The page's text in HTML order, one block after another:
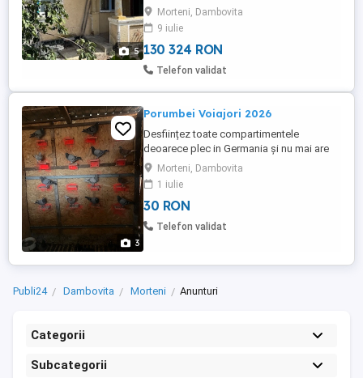
5
dispune de curent electric Fântână proprie
în curte Teren generos, potrivit pentru
grădină, ...
Morteni, Dambovita
9 iulie
130 324 RON
Telefon validat
3
Porumbei Voiajori 2026
Desființez toate compartimentele
deoarece plec in Germania și nu mai are
cine să se ocupe , porumbei sunt zburați ,
cei interesați mă puteți contacta la telefon
Morteni, Dambovita
1 iulie
30 RON
Telefon validat
Publi24 Dambovita Morteni Anunturi
Categorii
Subcategorii